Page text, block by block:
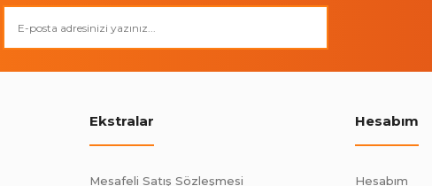
Ekstralar
Mesafeli Satış Sözleşmesi
Hesabım
Hesabım